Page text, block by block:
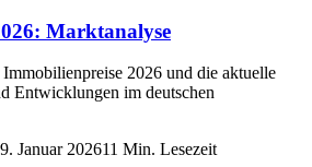
Marktanalyse
2026 und die aktuelle
Entwicklungen im deutschen
Januar 202611 Min. Lesezeit